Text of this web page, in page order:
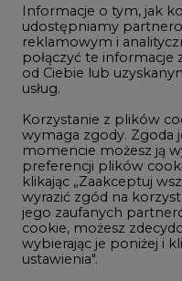
Gospodarka
Geopolityka
LTE450
Innowacje i AI
Telekomunikacja i IT
Handel emisjami
Wodór
Górnictwo
Informacje o tym, jak
udostępniamy
reklamowym i
połączyć te
od Ciebie lub
usług.
Korzystanie z plików
wymaga zgody. Zgoda
momencie możesz ją
preferencji plików
klikając „Zaakceptuj
wyrazić zgód na
jego zaufanych
cookie, możesz
wybierając je poniżej i
ustawienia".